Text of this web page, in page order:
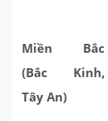
Miền Bắc
(Bắc Kinh,
Tây An)